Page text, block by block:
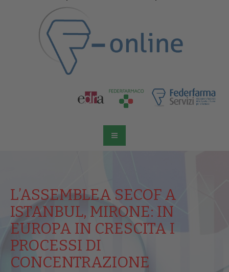
L’ASSEMBLEA SECOF A
ISTANBUL, MIRONE: IN
EUROPA IN CRESCITA I
PROCESSI DI
CONCENTRAZIONE